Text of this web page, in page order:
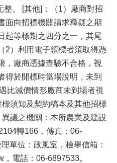
。 [其他]：（1）廠商對招
面向招標機關請求釋疑之期
起等標期之四分之一，其尾
2）利用電子領標者須取得憑
，廠商憑據查驗不合格，視
得於開標時當場說明，未到
比減價情形廠商未到場者視
須知及契約稿本及其他招標
議之機關：本所農業及建設
轉166，傳真：06-
單位：政風室，檢舉信箱：
電話：06-6897533。